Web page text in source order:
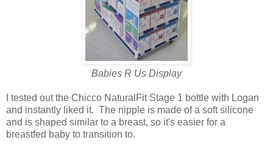
Babies R Us Display
I tested out the Chicco NaturalFit Stage 1 bottle with Logan
and instantly liked it. The nipple is made of a soft silicone
and is shaped similar to a breast, so it's easier for a
breastfed baby to transition to.